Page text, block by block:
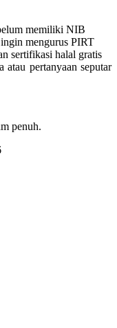
memiliki NIB
mengurus PIRT
sertifikasi halal gratis
atau pertanyaan seputar
penuh.